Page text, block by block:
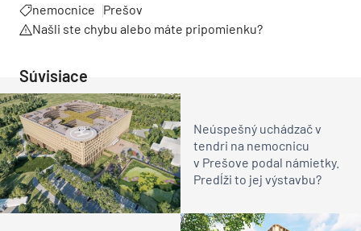
nemocnice
Prešov
Našli ste chybu alebo máte pripomienku?
Súvisiace
Neúspešný uchádzač v
tendri na nemocnicu
v Prešove podal námietky.
Predĺži to jej výstavbu?